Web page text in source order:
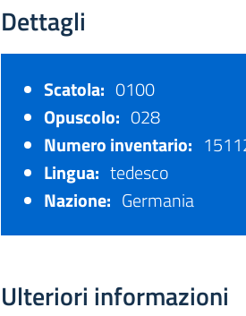
Dettagli
Scatola: 0100
Opuscolo: 028
Numero inventario:
Lingua: tedesco
Nazione: Germania
Ulteriori informazioni